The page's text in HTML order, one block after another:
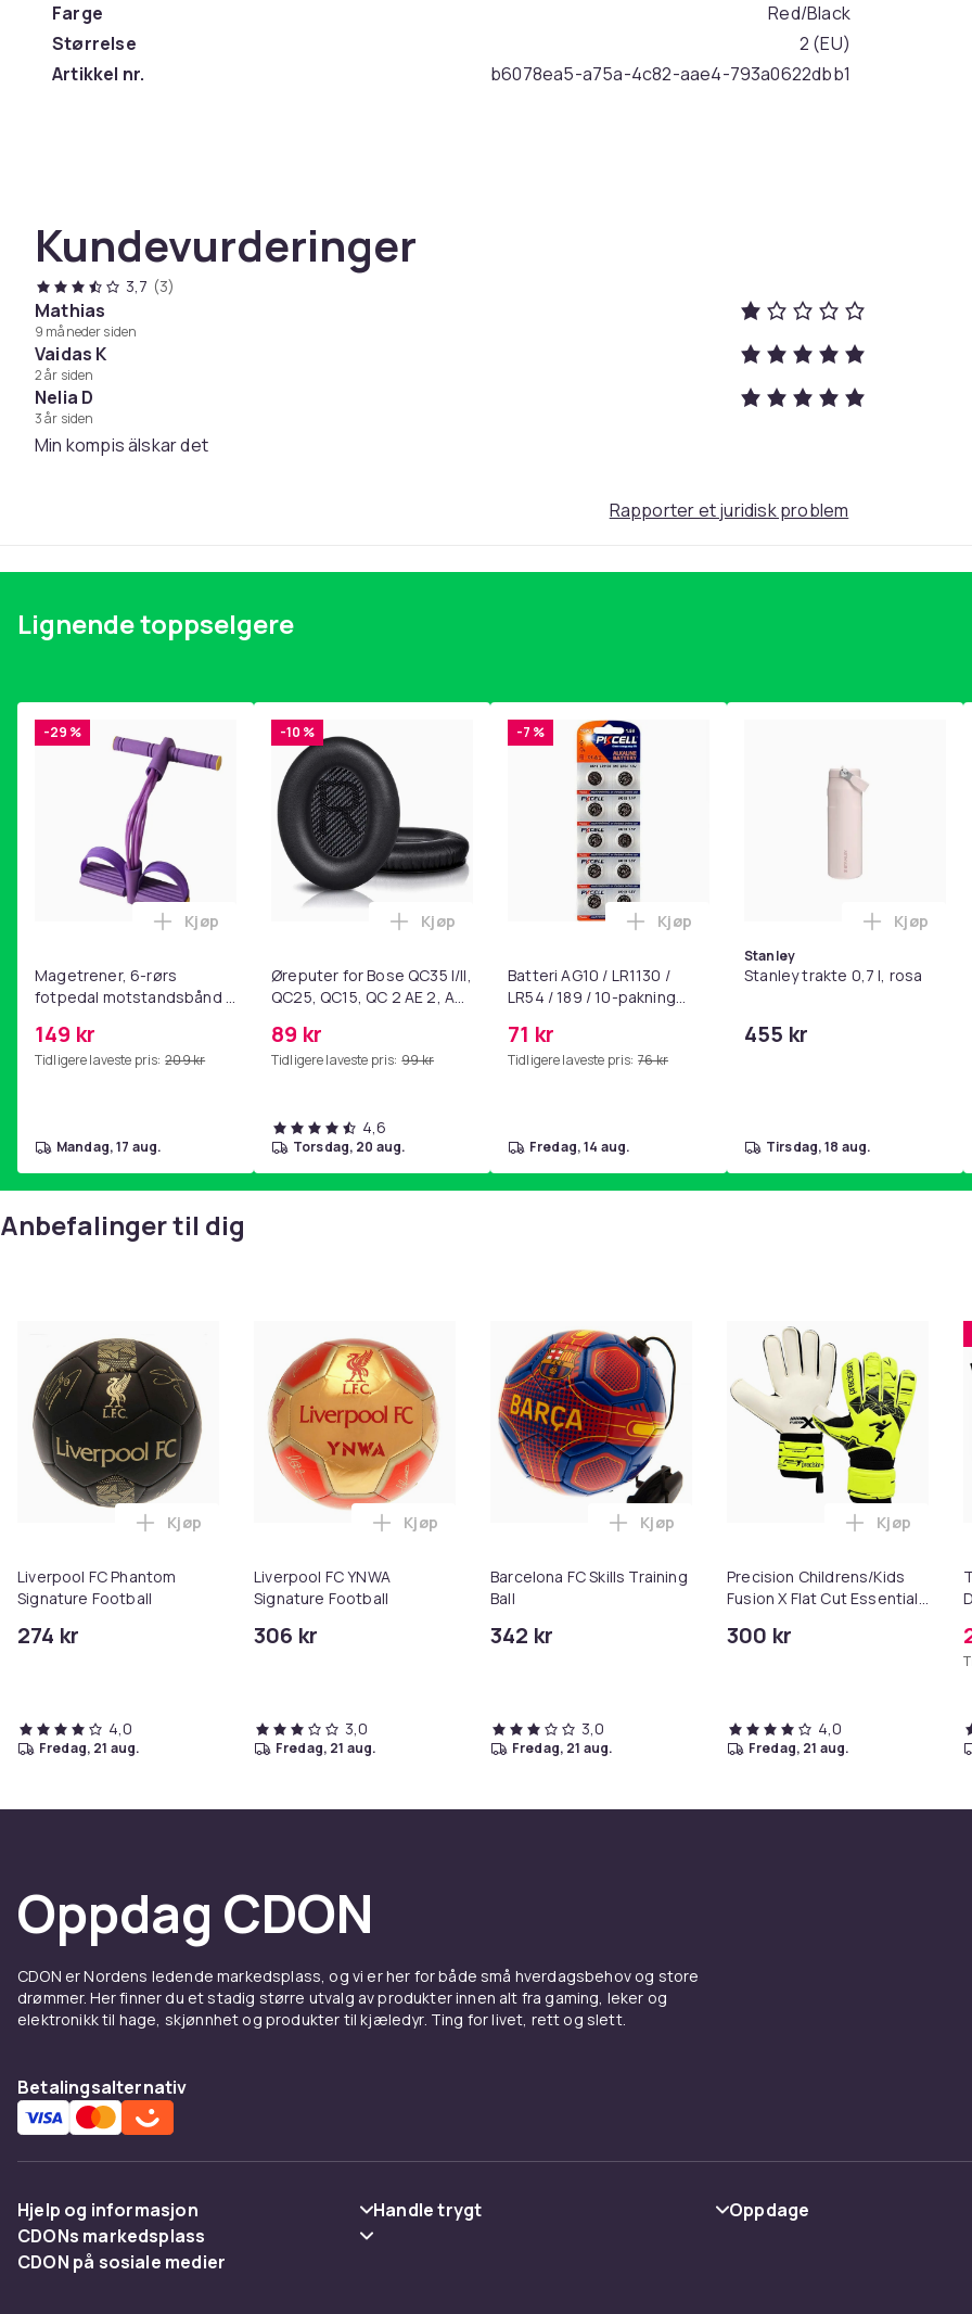
Farge
Red/Black
Størrelse
2 (EU)
Artikkel nr.
b6078ea5-a75a-4c82-aae4-793a0622dbb1
Kundevurderinger
3,7 (3)
Mathias
9 måneder siden
Vaidas K
2 år siden
Nelia D
3 år siden
Min kompis älskar det
Rapporter et juridisk problem
Lignende toppselgere
-29 %
Magetrener, 6-rørs
fotpedal motstandsbånd -
yoga og
hjemmegymnastikk Purple
149 kr
Tidligere laveste pris: 209 kr
Legg Magetrener, 6-rørs fotpedal motstandsbånd - mage- og kjernetrening, yoga og
Kjøp
mandag, 17 aug.
-10 %
Øreputer for Bose QC35 I/II,
QC25, QC15, QC 2 AE 2, AE
SoundLink Black
89 kr
Tidligere laveste pris: 99 kr
Legg Øreputer for Bose QC35 I/II, QC25, QC15, QC 2 AE 2, AE 2i, AE 2w,
Kjøp
4,6
torsdag, 20 aug.
-7 %
Batteri AG10 / LR1130 /
LR54 / 189 / 10-pakning
71 kr
Tidligere laveste pris: 76 kr
Legg Batteri AG10 / LR1130 / LR54 / 189
Kjøp
fredag, 14 aug.
Stanley
Stanley trakte 0,7 l, rosa
455 kr
Legg
Kjøp
tirsdag, 18 aug.
Anbefalinger til dig
Liverpool FC Phantom
Signature Football
274 kr
Legg Liverpool FC Phantom Signature Football i handlekurven
Kjøp
4,0
fredag, 21 aug.
Liverpool FC YNWA
Signature Football
306 kr
Legg Liverpool FC YNWA Signature Football i handlekurven
Kjøp
3,0
fredag, 21 aug.
Barcelona FC Skills Training
Ball
342 kr
Legg Barcelona FC Skills Training Ball i
Kjøp
3,0
fredag, 21 aug.
Precision Childrens/Kids
Fusion X Flat Cut Essential
300 kr
Legg
Kjøp
4,0
fredag, 21 aug.
Oppdag CDON
CDON er Nordens ledende markedsplass, og vi er her for både små hverdagsbehov og store
drømmer. Her finner du et stadig større utvalg av produkter innen alt fra gaming, leker og
elektronikk til hage, skjønnhet og produkter til kjæledyr. Ting for livet, rett og slett.
Betalingsalternativ
Hjelp og informasjon
Vanlige spørsmål
Handle trygt
Oppdage
CDONs markedsplass
Merchant Help Center
CDON på sosiale medier